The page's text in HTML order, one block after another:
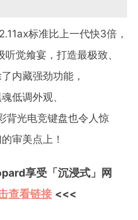
标准比上一代快3倍，
觉飨宴，打造最极致、
内藏强劲功能，
低调外观、
背光电竞键盘也令人惊
审美点上！
享受「沉浸式」网
查看链接 <<<